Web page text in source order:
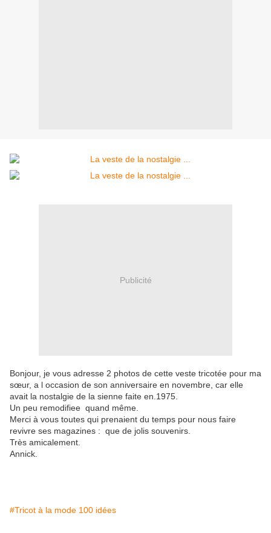
Publicité
Bonjour, je vous adresse 2 photos de cette veste tricotée pour ma
sœur, a l occasion de son anniversaire en novembre, car elle
avait la nostalgie de la sienne faite en.1975.
Un peu remodifiee quand même.
Merci à vous toutes qui prenaient du temps pour nous faire
revivre ses magazines : que de jolis souvenirs.
Très amicalement.
Annick.
#Tricot à la mode 100 idées